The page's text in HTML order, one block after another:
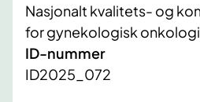
Nasjonalt kvalitets- og
for gynekologisk onkologi
ID-nummer
ID2025_072